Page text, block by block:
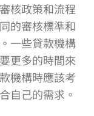
核政策和流程
的審核標準和
一些貸款機構
更多的時間來
機構時應該考
自己的需求。